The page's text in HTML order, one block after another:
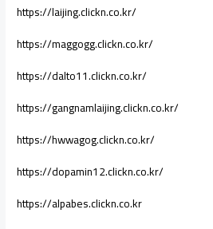
https://laijing.clickn.co.kr/
https://maggogg.clickn.co.kr/
https://dalto11.clickn.co.kr/
https://gangnamlaijing.clickn.co.kr/
https://hwwagog.clickn.co.kr/
https://dopamin12.clickn.co.kr/
https://alpabes.clickn.co.kr